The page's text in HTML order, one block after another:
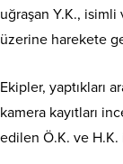
uğraşan Y.K., isimli
üzerine harekete
Ekipler, yaptıkları
kamera kayıtları
edilen Ö.K. ve